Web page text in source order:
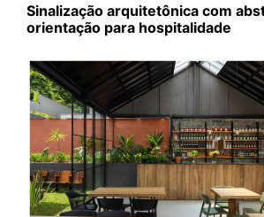
Sinalização arquitetônica com
orientação para hospitalidade